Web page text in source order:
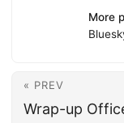
More
« PREV
Wrap-up